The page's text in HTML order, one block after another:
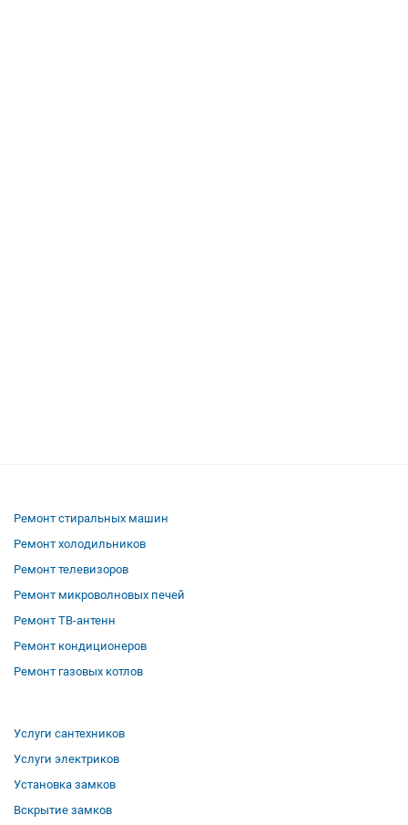
Ремонт стиральных машин
Ремонт холодильников
Ремонт телевизоров
Ремонт микроволновых печей
Ремонт ТВ-антенн
Ремонт кондиционеров
Ремонт газовых котлов
Услуги сантехников
Услуги электриков
Установка замков
Вскрытие замков